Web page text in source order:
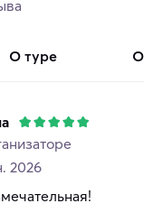
о туре
2026